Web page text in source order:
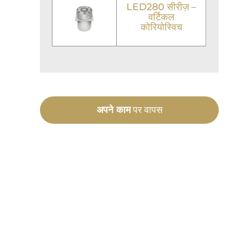
LED280 सीरीज़ –
वर्टिकल
कोरियोस्विच
अपने कामपर वापस